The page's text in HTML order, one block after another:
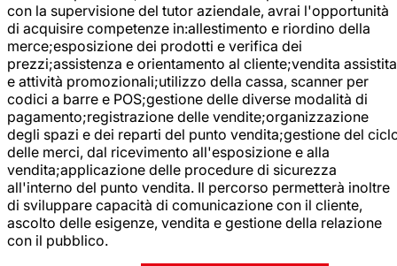
con la supervisione del tutor aziendale, avrai l'opportunità
di acquisire competenze in:allestimento e riordino della
merce;esposizione dei prodotti e verifica dei
prezzi;assistenza e orientamento al cliente;vendita assistita
e attività promozionali;utilizzo della cassa, scanner per
codici a barre e POS;gestione delle diverse modalità di
pagamento;registrazione delle vendite;organizzazione
degli spazi e dei reparti del punto vendita;gestione del
delle merci, dal ricevimento all'esposizione e alla
vendita;applicazione delle procedure di sicurezza
all'interno del punto vendita. Il percorso permetterà inoltre
di sviluppare capacità di comunicazione con il cliente,
ascolto delle esigenze, vendita e gestione della relazione
con il pubblico.